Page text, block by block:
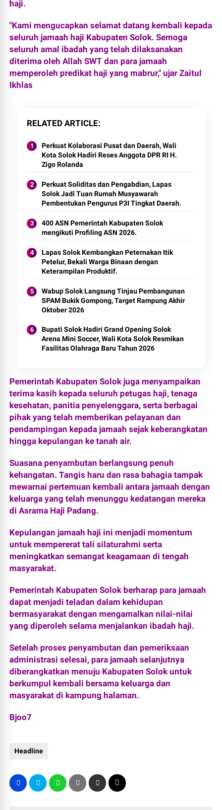
haji.
"Kami mengucapkan selamat datang kembali kepada
seluruh jamaah haji Kabupaten Solok. Semoga
seluruh amal ibadah yang telah dilaksanakan
diterima oleh Allah SWT dan para jamaah
memperoleh predikat haji yang mabrur," ujar Zaitul
Ikhlas
RELATED ARTICLE
Perkuat Kolaborasi Pusat dan Daerah, Wali
Kota Solok Hadiri Reses Anggota DPR RI H.
Zigo Rolanda
Perkuat Soliditas dan Pengabdian, Lapas
Solok Jadi Tuan Rumah Musyawarah
Pembentukan Pengurus P3I Tingkat Daerah.
400 ASN Pemerintah Kabupaten Solok
mengikuti Profiling ASN 2026.
Lapas Solok Kembangkan Peternakan Itik
Petelur, Bekali Warga Binaan dengan
Keterampilan Produktif.
Wabup Solok Langsung Tinjau Pembangunan
SPAM Bukik Gompong, Target Rampung Akhir
Oktober 2026
Bupati Solok Hadiri Grand Opening Solok
Arena Mini Soccer, Wali Kota Solok Resmikan
Fasilitas Olahraga Baru Tahun 2026
Pemerintah Kabupaten Solok juga menyampaikan
terima kasih kepada seluruh petugas haji, tenaga
kesehatan, panitia penyelenggara, serta berbagai
pihak yang telah memberikan pelayanan dan
pendampingan kepada jamaah sejak keberangkatan
hingga kepulangan ke tanah air.
Suasana penyambutan berlangsung penuh
kehangatan. Tangis haru dan rasa bahagia tampak
mewarnai pertemuan kembali antara jamaah dengan
keluarga yang telah menunggu kedatangan mereka
di Asrama Haji Padang.
Kepulangan jamaah haji ini menjadi momentum
untuk mempererat tali silaturahmi serta
meningkatkan semangat keagamaan di tengah
masyarakat.
Pemerintah Kabupaten Solok berharap para jamaah
dapat menjadi teladan dalam kehidupan
bermasyarakat dengan mengamalkan nilai-nilai
yang diperoleh selama menjalankan ibadah haji.
Setelah proses penyambutan dan pemeriksaan
administrasi selesai, para jamaah selanjutnya
diberangkatkan menuju Kabupaten Solok untuk
berkumpul kembali bersama keluarga dan
masyarakat di kampung halaman.
Bjoo7
Headline